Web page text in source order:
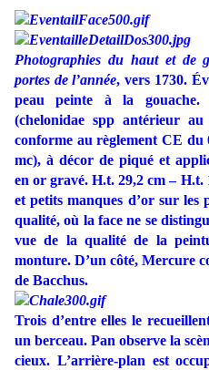
Photographies du haut et de
portes de l’année, vers 1730.
peau peinte à la gouache.
(chelonidae spp antérieur
conforme au règlement CE du
mc), à décor de piqué et
en or gravé. H.t. 29,2 cm – H.t.
et petits manques d’or sur les
qualité, où la face ne se
vue de la qualité de la
monture. D’un côté, Mercure
de Bacchus.
Trois d’entre elles le
un berceau. Pan observe la
cieux. L’arrière-plan est